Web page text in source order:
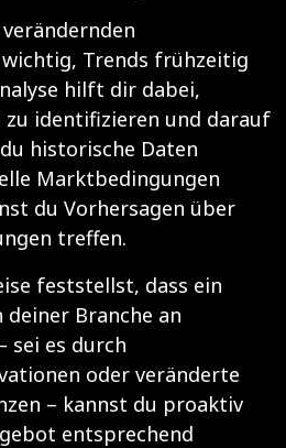
Trends frühzeitig
hilft dir dabei,
identifizieren und darauf
historische Daten
Marktbedingungen
du Vorhersagen über
treffen.
feststellst, dass ein
Branche an
sei es durch
oder veränderte
– kannst du proaktiv
entsprechend